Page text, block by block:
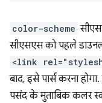
color-scheme
सीएसएस को पहले
<link
बाद, इसे पार्स करना
पसंद के मुताबिक कलर